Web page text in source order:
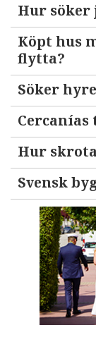
Hur söker
Köpt hus
flytta?
Söker
Hur
Svensk